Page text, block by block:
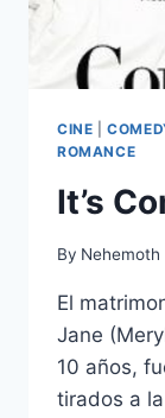
CINE |
ROMANCE
It’s
By Nehemoth
El
Jane
10 años,
tirados a